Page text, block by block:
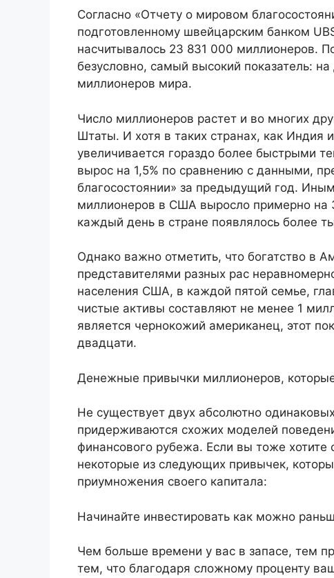
Согласно «Отчету о мировом
подготовленному швейцарским банком
насчитывалось 23 831 000 миллионеров.
безусловно, самый высокий показатель:
миллионеров мира.
Число миллионеров растет и во многих
Штаты. И хотя в таких странах, как Индия
увеличивается гораздо более быстрыми
вырос на 1,5% по сравнению с данными,
благосостоянии» за предыдущий год.
миллионеров в США выросло примерно на
каждый день в стране появлялось более
Однако важно отметить, что богатство в
представителями разных рас
населения США, в каждой пятой семье,
чистые активы составляют не менее 1
является чернокожий американец, этот
двадцати.
Денежные привычки миллионеров,
Не существует двух абсолютно
придерживаются схожих моделей
финансового рубежа. Если вы тоже хотите
некоторые из следующих привычек,
приумножения своего капитала:
Начинайте инвестировать как можно
Чем больше времени у вас в запасе, тем
тем, что благодаря сложному проценту